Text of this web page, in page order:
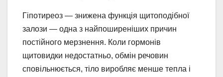
Гіпотиреоз — знижена функція щитоподібної
залози — одна з найпоширеніших причин
постійного мерзнення. Коли гормонів
щитовидки недостатньо, обмін речовин
сповільнюється, тіло виробляє менше тепла і